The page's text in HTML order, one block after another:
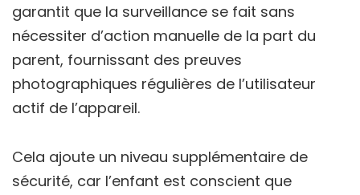
garantit que la surveillance se fait sans
nécessiter d’action manuelle de la part du
parent, fournissant des preuves
photographiques régulières de l’utilisateur
actif de l’appareil.
Cela ajoute un niveau supplémentaire de
sécurité, car l’enfant est conscient que